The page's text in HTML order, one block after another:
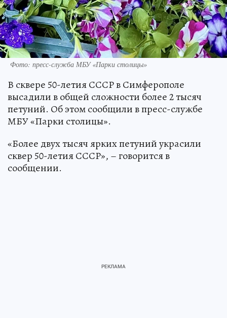
Фото: пресс-служба МБУ «Парки столицы»
В сквере 50-летия СССР в Симферополе
высадили в общей сложности более 2 тысяч
петуний. Об этом сообщили в пресс-службе
МБУ «Парки столицы».
«Более двух тысяч ярких петуний украсили
сквер 50-летия СССР», – говорится в
сообщении.